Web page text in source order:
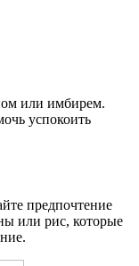
или имбирем.
успокоить
предпочтение
или рис, которые